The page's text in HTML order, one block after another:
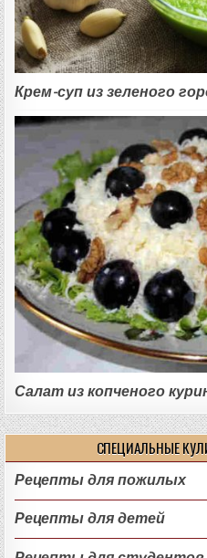
Крем-суп из зеленого
Салат из копченого
СПЕЦИАЛЬНЫЕ
Рецепты для пожилых
Рецепты для детей